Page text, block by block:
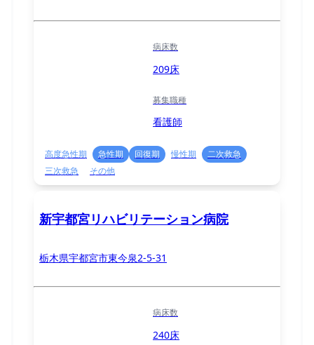
病床数
209床
募集職種
看護師
高度急性期 急性期 回復期 慢性期
二次救急
三次救急
その他
新宇都宮リハビリテーション病院
栃木県宇都宮市東今泉2-5-31
病床数
240床